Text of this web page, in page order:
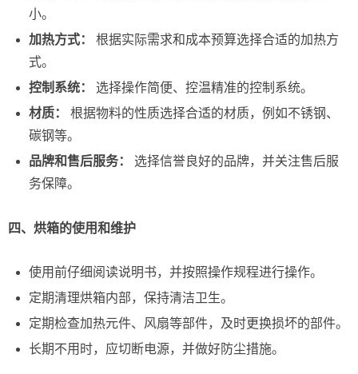
小。
加热方式：
根据实际需求和成本预算选择合适的加热方
式。
控制系统：
选择操作简便、控温精准的控制系统。
材质：
根据物料的性质选择合适的材质，例如不锈钢、
碳钢等。
品牌和售后服务：
选择信誉良好的品牌，并关注售后服
务保障。
四、烘箱的使用和维护
使用前仔细阅读说明书，并按照操作规程进行操作。
定期清理烘箱内部，保持清洁卫生。
定期检查加热元件、风扇等部件，及时更换损坏的部件。
长期不用时，应切断电源，并做好防尘措施。